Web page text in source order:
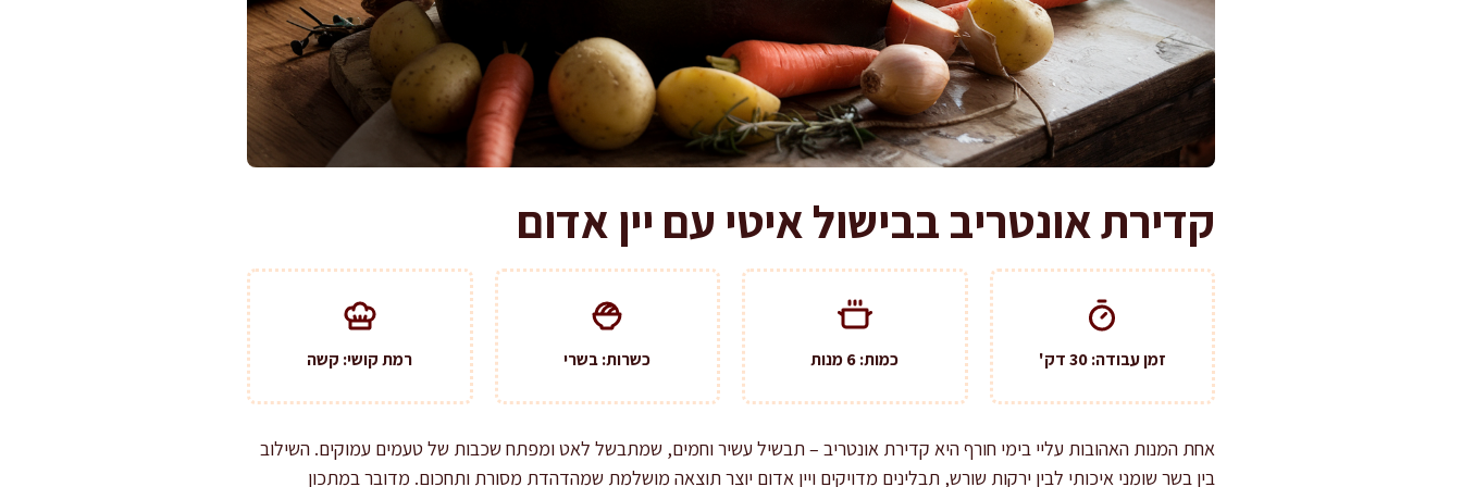
קדירת אונטריב בבישול איטי עם יין אדום
זמן עבודה: 30 דק' כמות: 6 מנות כשרות: בשרי רמת קושי: קשה
אחת המנות האהובות עליי בימי חורף היא קדירת אונטריב – תבשיל עשיר וחמים, שמתבשל לאט ומפתח שכבות של טעמים עמוקים. השילוב
בין בשר שומני איכותי לבין ירקות שורש, תבלינים מדויקים ויין אדום יוצר תוצאה מושלמת שמהדהדת מסורת ותחכום. מדובר במתכון